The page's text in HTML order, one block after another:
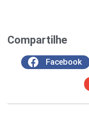
Compartilhe
Facebook